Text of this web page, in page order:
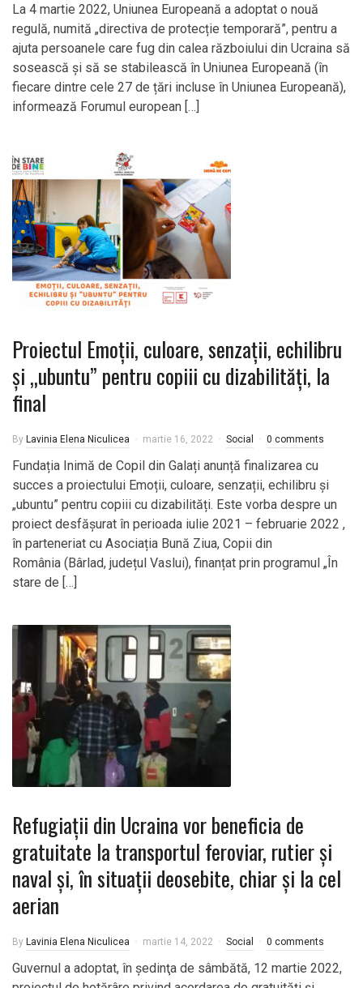
La 4 martie 2022, Uniunea Europeană a adoptat o nouă
regulă, numită „directiva de protecție temporară”, pentru a
ajuta persoanele care fug din calea războiului din Ucraina să
sosească și să se stabilească în Uniunea Europeană (în
fiecare dintre cele 27 de țări incluse în Uniunea Europeană),
informează Forumul european […]
Proiectul Emoții, culoare, senzații, echilibru
și „ubuntu” pentru copiii cu dizabilități, la
final
By Lavinia Elena Niculicea martie 16, 2022 Social 0 comments
Fundația Inimă de Copil din Galați anunță finalizarea cu
succes a proiectului Emoții, culoare, senzații, echilibru și
„ubuntu” pentru copiii cu dizabilități. Este vorba despre un
proiect desfășurat în perioada iulie 2021 – februarie 2022 ,
în parteneriat cu Asociația Bună Ziua, Copii din
România (Bârlad, județul Vaslui), finanțat prin programul „În
stare de […]
Refugiații din Ucraina vor beneficia de
gratuitate la transportul feroviar, rutier și
naval și, în situații deosebite, chiar și la cel
aerian
By Lavinia Elena Niculicea martie 14, 2022 Social 0 comments
Guvernul a adoptat, în şedinţa de sâmbătă, 12 martie 2022,